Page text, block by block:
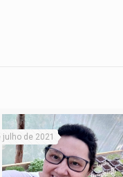
julho de 2021